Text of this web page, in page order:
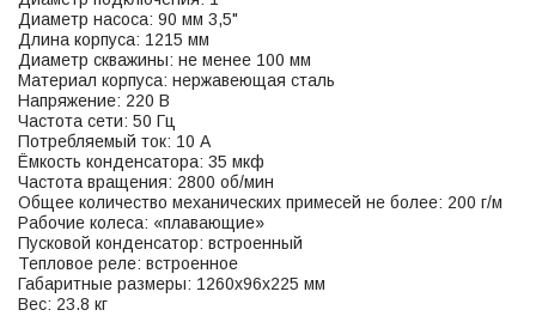
Диаметр насоса: 90 мм 3,5"
Длина корпуса: 1215 мм
Диаметр скважины: не менее 100 мм
Материал корпуса: нержавеющая сталь
Напряжение: 220 В
Частота сети: 50 Гц
Потребляемый ток: 10 А
Ёмкость конденсатора: 35 мкф
Частота вращения: 2800 об/мин
Общее количество механических примесей не более: 200 г/м
Рабочие колеса: «плавающие»
Пусковой конденсатор: встроенный
Тепловое реле: встроенное
Габаритные размеры: 1260х96х225 мм
Вес: 23.8 кг